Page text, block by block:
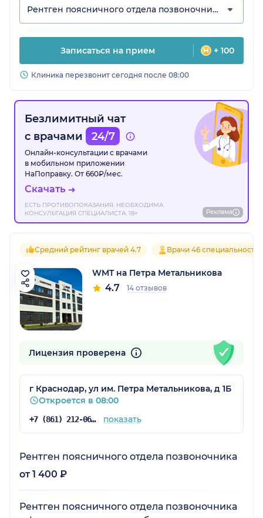
Рентген поясничного отдела позвоночника
Записаться на прием + 100
Клиника перезвонит сегодня после 08:00
Безлимитный чат
с врачами
24/7
Онлайн-консультации с врачами
в мобильном приложении
НаПоправку. От 660₽/мес.
Скачать
ЕСТЬ ПРОТИВОПОКАЗАНИЯ. НЕОБХОДИМА
КОНСУЛЬТАЦИЯ СПЕЦИАЛИСТА. 18+
Реклама
Средний рейтинг врачей 4.7 Врачи 46
WMT на Петра Метальникова
4.7 14 отзывов
Лицензия проверена
г Краснодар, ул им. Петра Метальникова, д 1Б
Откроется в 08:00
+7 (861) 212-06-24 показать
Рентген поясничного отдела позвоночника
от 1 400 ₽
Рентген поясничного отдела позвоночника